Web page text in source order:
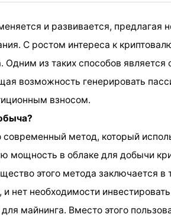
и развивается, предлагая
С ростом интереса к
из таких способов является
возможность генерировать
взносом.
метод, который
мощность в облаке для добычи
этого метода заключается в
нет необходимости
майнинга. Вместо этого